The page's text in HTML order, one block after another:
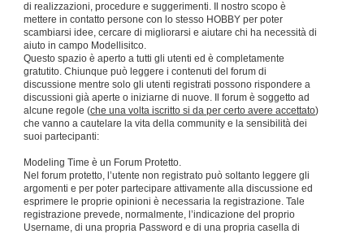
di realizzazioni, procedure e suggerimenti. Il nostro scopo è
mettere in contatto persone con lo stesso HOBBY per poter
scambiarsi idee, cercare di migliorarsi e aiutare chi ha necessità di
aiuto in campo Modellisitco.
Questo spazio è aperto a tutti gli utenti ed è completamente
gratutito. Chiunque può leggere i contenuti del forum di
discussione mentre solo gli utenti registrati possono rispondere a
discussioni già aperte o iniziarne di nuove. Il forum è soggetto ad
alcune regole (che una volta iscritto si da per certo avere accettato)
che vanno a cautelare la vita della community e la sensibilità dei
suoi partecipanti:
Modeling Time è un Forum Protetto.
Nel forum protetto, l’utente non registrato può soltanto leggere gli
argomenti e per poter partecipare attivamente alla discussione ed
esprimere le proprie opinioni è necessaria la registrazione. Tale
registrazione prevede, normalmente, l’indicazione del proprio
Username, di una propria Password e di una propria casella di